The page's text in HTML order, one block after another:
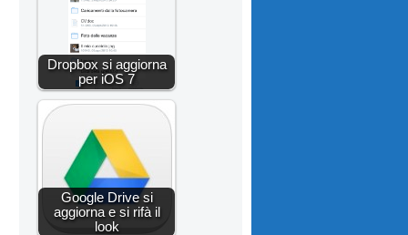
Dropbox si aggiorna
per iOS 7
Google Drive si
aggiorna e si rifà il
look